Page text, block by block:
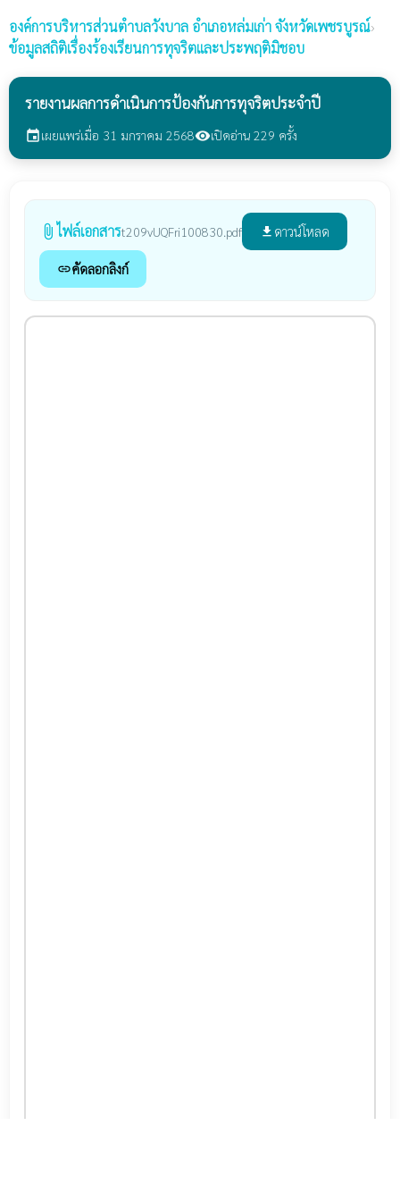
องค์การบริหารส่วนตำบลวังบาล อำเภอหล่มเก่า จังหวัดเพชรบูรณ์›
ข้อมูลสถิติเรื่องร้องเรียนการทุจริตและประพฤติมิชอบ
รายงานผลการดำเนินการป้องกันการทุจริตประจำปี
eventเผยแพร่เมื่อ 31 มกราคม 2568visibilityเปิดอ่าน 229 ครั้ง
attach_file ไฟล์เอกสารt209vUQFri100830.pdf file_download ดาวน์โหลด
linkคัดลอกลิงก์